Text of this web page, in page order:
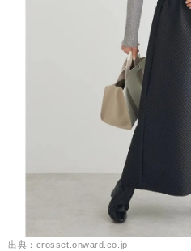
出典：crosset.onward.co.jp